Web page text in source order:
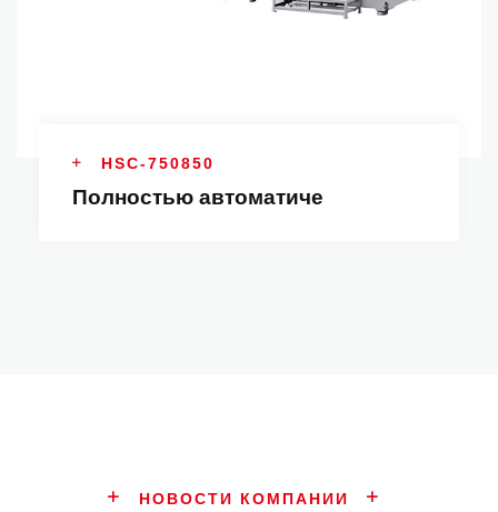
HSC-750850
Полностью автоматиче
НОВОСТИ КОМПАНИИ